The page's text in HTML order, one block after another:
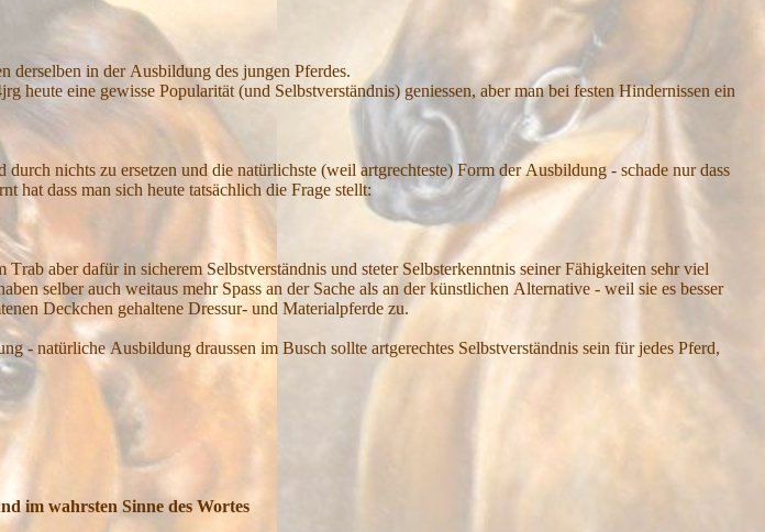
derselben in der Ausbildung des jungen Pferdes.
heute eine gewisse Popularität (und Selbstverständnis) geniessen, aber man bei festen Hindernissen ein
durch nichts zu ersetzen und die natürlichste (weil artgrechteste) Form der Ausbildung - schade nur dass
hat dass man sich heute tatsächlich die Frage stellt:
Trab aber dafür in sicherem Selbstverständnis und steter Selbsterkenntnis seinerFähigkeiten sehr viel
selberauch weitaus mehr Spass an der Sache als an der künstlichen Alternative - weil sie es besser
Deckchen gehaltene Dressur- und Materialpferde zu.
- natürliche Ausbildung draussen im Busch sollte artgerechtes Selbstverständnis sein für jedes Pferd,
im wahrsten Sinne des Wortes